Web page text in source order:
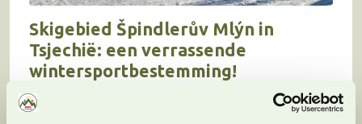
Skigebied Špindlerův Mlýn in
Tsjechië: een verrassende
wintersportbestemming!
Landen